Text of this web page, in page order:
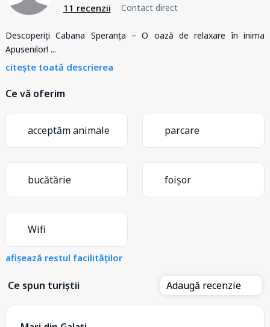
11 recenzii Contact direct
Descoperiți Cabana Speranța – O oază de relaxare în inima
Apusenilor! ...
citește toată descrierea
Ce vă oferim
acceptăm animale parcare
bucătărie foișor
Wifi
afișează restul facilităților
Ce spun turiștii Adaugă recenzie